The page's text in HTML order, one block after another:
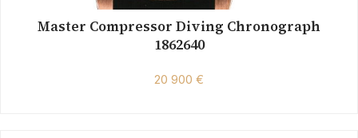
Master Compressor Diving Chronograph
1862640
20 900 €